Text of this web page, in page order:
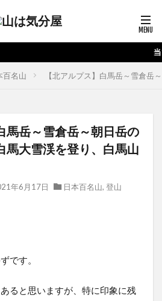
当ブログの運営ではアフィリエイ
百名山 【北アルプス】白馬岳～雪倉
馬岳～雪倉岳～朝日岳の
大雪渓を登り、白馬山
年6月17日 日本百名山, 登山
です。
ると思いますが、特に印象に残